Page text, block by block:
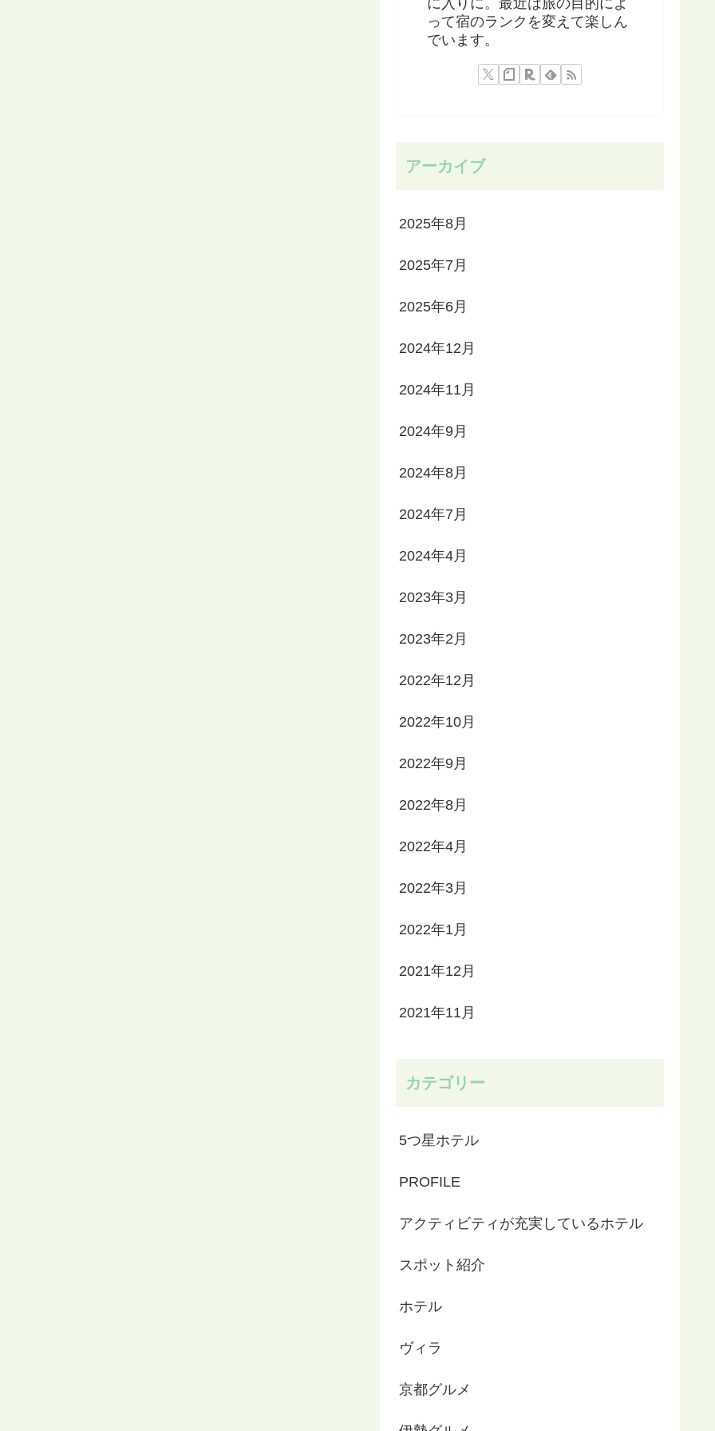
に入りに。最近は旅の目的によ
って宿のランクを変えて楽しん
でいます。
アーカイブ
2025年8月
2025年7月
2025年6月
2024年12月
2024年11月
2024年9月
2024年8月
2024年7月
2024年4月
2023年3月
2023年2月
2022年12月
2022年10月
2022年9月
2022年8月
2022年4月
2022年3月
2022年1月
2021年12月
2021年11月
カテゴリー
5つ星ホテル
PROFILE
アクティビティが充実しているホテル
スポット紹介
ホテル
ヴィラ
京都グルメ